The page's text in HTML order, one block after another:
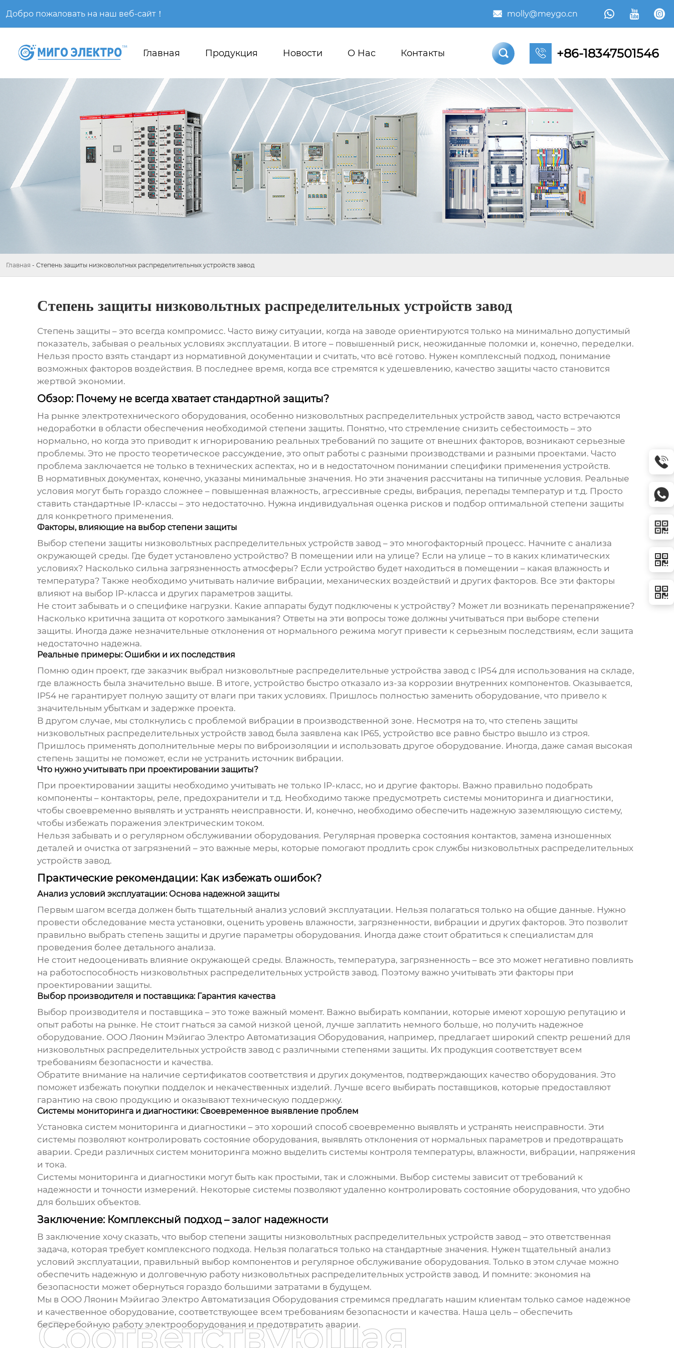
Добро пожаловать на наш веб-сайт！  molly@meygo.cn   
Главная Продукция Новости О Hас Контакты   +86-18347501546
Главная - Степень защиты низковольтных распределительных устройств завод
Степень защиты низковольтных распределительных устройств завод
Степень защиты – это всегда компромисс. Часто вижу ситуации, когда на заводе ориентируются только на минимально допустимый
показатель, забывая о реальных условиях эксплуатации. В итоге – повышенный риск, неожиданные поломки и, конечно, переделки.
Нельзя просто взять стандарт из нормативной документации и считать, что всё готово. Нужен комплексный подход, понимание
возможных факторов воздействия. В последнее время, когда все стремятся к удешевлению, качество защиты часто становится
жертвой экономии.
Обзор: Почему не всегда хватает стандартной защиты?
На рынке электротехнического оборудования, особенно низковольтных распределительных устройств завод, часто встречаются
недоработки в области обеспечения необходимой степени защиты. Понятно, что стремление снизить себестоимость – это
нормально, но когда это приводит к игнорированию реальных требований по защите от внешних факторов, возникают серьезные
проблемы. Это не просто теоретическое рассуждение, это опыт работы с разными производствами и разными проектами. Часто
проблема заключается не только в технических аспектах, но и в недостаточном понимании специфики применения устройств.
В нормативных документах, конечно, указаны минимальные значения. Но эти значения рассчитаны на типичные условия. Реальные
условия могут быть гораздо сложнее – повышенная влажность, агрессивные среды, вибрация, перепады температур и т.д. Просто
ставить стандартные IP-классы – это недостаточно. Нужна индивидуальная оценка рисков и подбор оптимальной степени защиты
для конкретного применения.
Факторы, влияющие на выбор степени защиты
Выбор степени защиты низковольтных распределительных устройств завод– это многофакторный процесс. Начните с анализа
окружающей среды. Где будет установлено устройство? В помещении или на улице? Если на улице – то в каких климатических
условиях? Насколько сильна загрязненность атмосферы? Если устройство будет находиться в помещении – какая влажность и
температура? Также необходимо учитывать наличие вибрации, механических воздействий и других факторов. Все эти факторы
влияют на выбор IP-класса и других параметров защиты.
Не стоит забывать и о специфике нагрузки. Какие аппараты будут подключены к устройству? Может ли возникать перенапряжение?
Насколько критична защита от короткого замыкания? Ответы на эти вопросы тоже должны учитываться при выборе степени
защиты. Иногда даже незначительные отклонения от нормального режима могут привести к серьезным последствиям, если защита
недостаточно надежна.
Реальные примеры: Ошибки и их последствия
Помню один проект, где заказчик выбрал низковольтные распределительные устройства заводс IP54 для использования на складе,
где влажность была значительно выше. В итоге, устройство быстро отказало из-за коррозии внутренних компонентов. Оказывается,
IP54 не гарантирует полную защиту от влаги при таких условиях. Пришлось полностью заменить оборудование, что привело к
значительным убыткам и задержке проекта.
В другом случае, мы столкнулись с проблемой вибрации в производственной зоне. Несмотря на то, что степень защиты
низковольтных распределительных устройств заводбыла заявлена как IP65, устройство все равно быстро вышло из строя.
Пришлось применять дополнительные меры по виброизоляции и использовать другое оборудование. Иногда, даже самая высокая
степень защиты не поможет, если не устранить источник вибрации.
Что нужно учитывать при проектировании защиты?
При проектировании защиты необходимо учитывать не только IP-класс, но и другие факторы. Важно правильно подобрать
компоненты – контакторы, реле, предохранители и т.д. Необходимо также предусмотреть системы мониторинга и диагностики,
чтобы своевременно выявлять и устранять неисправности. И, конечно, необходимо обеспечить надежную заземляющую систему,
чтобы избежать поражения электрическим током.
Нельзя забывать и о регулярном обслуживании оборудования. Регулярная проверка состояния контактов, замена изношенных
деталей и очистка от загрязнений – это важные меры, которые помогают продлить срок службы низковольтных распределительных
устройств завод.
Практические рекомендации: Как избежать ошибок?
Анализ условий эксплуатации: Основа надежной защиты
Первым шагом всегда должен быть тщательный анализ условий эксплуатации. Нельзя полагаться только на общие данные. Нужно
провести обследование места установки, оценить уровень влажности, загрязненности, вибрации и других факторов. Это позволит
правильно выбрать степень защиты и другие параметры оборудования. Иногда даже стоит обратиться к специалистам для
проведения более детального анализа.
Не стоит недооценивать влияние окружающей среды. Влажность, температура, загрязненность – все это может негативно повлиять
на работоспособность низковольтных распределительных устройств завод. Поэтому важно учитывать эти факторы при
проектировании защиты.
Выбор производителя и поставщика: Гарантия качества
Выбор производителя и поставщика – это тоже важный момент. Важно выбирать компании, которые имеют хорошую репутацию и
опыт работы на рынке. Не стоит гнаться за самой низкой ценой, лучше заплатить немного больше, но получить надежное
оборудование. ООО Ляонин Мэйигао Электро Автоматизация Оборудования, например, предлагает широкий спектр решений для
низковольтных распределительных устройств заводс различными степенями защиты. Их продукция соответствует всем
требованиям безопасности и качества.
Обратите внимание на наличие сертификатов соответствия и других документов, подтверждающих качество оборудования. Это
поможет избежать покупки подделок и некачественных изделий. Лучше всего выбирать поставщиков, которые предоставляют
гарантию на свою продукцию и оказывают техническую поддержку.
Системы мониторинга и диагностики: Своевременное выявление проблем
Установка систем мониторинга и диагностики – это хороший способ своевременно выявлять и устранять неисправности. Эти
системы позволяют контролировать состояние оборудования, выявлять отклонения от нормальных параметров и предотвращать
аварии. Среди различных систем мониторинга можно выделить системы контроля температуры, влажности, вибрации, напряжения
и тока.
Системы мониторинга и диагностики могут быть как простыми, так и сложными. Выбор системы зависит от требований к
надежности и точности измерений. Некоторые системы позволяют удаленно контролировать состояние оборудования, что удобно
для больших объектов.
Заключение: Комплексный подход – залог надежности
В заключение хочу сказать, что выбор степени защиты низковольтных распределительных устройств завод– это ответственная
задача, которая требует комплексного подхода. Нельзя полагаться только на стандартные значения. Нужен тщательный анализ
условий эксплуатации, правильный выбор компонентов и регулярное обслуживание оборудования. Только в этом случае можно
обеспечить надежную и долговечную работу низковольтных распределительных устройств завод. И помните: экономия на
безопасности может обернуться гораздо большими затратами в будущем.
Мы в ООО Ляонин Мэйигао Электро Автоматизация Оборудования стремимся предлагать нашим клиентам только самое надежное
и качественное оборудование, соответствующее всем требованиям безопасности и качества. Наша цель – обеспечить
бесперебойную работу электрооборудования и предотвратить аварии.
Соответствующая